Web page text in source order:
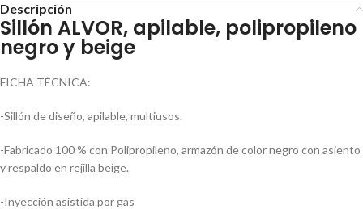
Descripción
Sillón ALVOR, apilable, polipropileno
negro y beige
FICHA TÉCNICA:
-Sillón de diseño, apilable, multiusos.
-Fabricado 100 % con Polipropileno, armazón de color negro con asiento
y respaldo en rejilla beige.
-Inyección asistida por gas